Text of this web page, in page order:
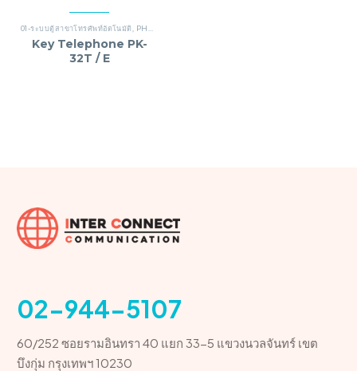
01-ระบบตู้สาขาโทรศัพท์อัตโนมัติ PHONIK
Key Telephone PK-
32T / E
02-944-5107
60/252 ซอยรามอินทรา 40 แยก 33-5 แขวงนวลจันทร์ เขต
บึงกุ่ม กรุงเทพฯ 10230